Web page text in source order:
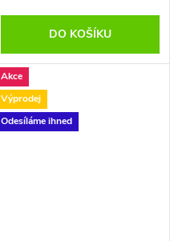
DO KOŠÍKU
Akce
Výprodej
Odesíláme ihned